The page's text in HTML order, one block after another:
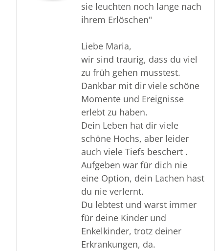
sie leuchten noch lange nach
ihrem Erlöschen"
Liebe Maria,
wir sind traurig, dass du viel
zu früh gehen musstest.
Dankbar mit dir viele schöne
Momente und Ereignisse
erlebt zu haben.
Dein Leben hat dir viele
schöne Hochs, aber leider
auch viele Tiefs beschert .
Aufgeben war für dich nie
eine Option, dein Lachen hast
du nie verlernt.
Du lebtest und warst immer
für deine Kinder und
Enkelkinder, trotz deiner
Erkrankungen, da.